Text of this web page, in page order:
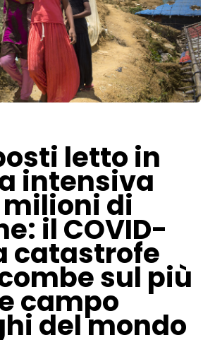
letto in
intensiva
milioni di
il COVID-
catastrofe
sul più
campo
del mondo